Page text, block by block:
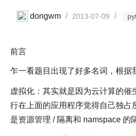
dongwm / 2013-07-09 /
前言
乍一看题目出现了好多名词，根据
虚拟化：其实就是因为云计算的催
行在上面的应用程序觉得自己独占
是资源管理 / 隔离和 namspace 的